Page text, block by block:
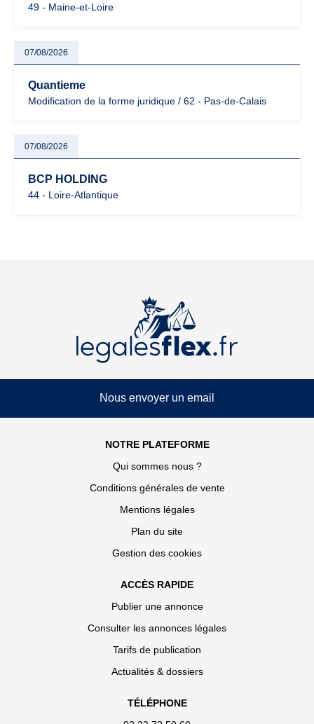
49 - Maine-et-Loire
07/08/2026
Quantieme
Modification de la forme juridique / 62 - Pas-de-Calais
07/08/2026
BCP HOLDING
44 - Loire-Atlantique
Nous envoyer un email
NOTRE PLATEFORME
Qui sommes nous ?
Conditions générales de vente
Mentions légales
Plan du site
Gestion des cookies
ACCÈS RAPIDE
Publier une annonce
Consulter les annonces légales
Tarifs de publication
Actualités & dossiers
TÉLÉPHONE